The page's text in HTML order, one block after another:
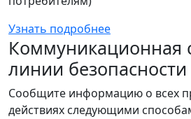
Узнать подробнее
Коммуникационная
линии безопасности
Сообщите информацию о всех
действиях следующими